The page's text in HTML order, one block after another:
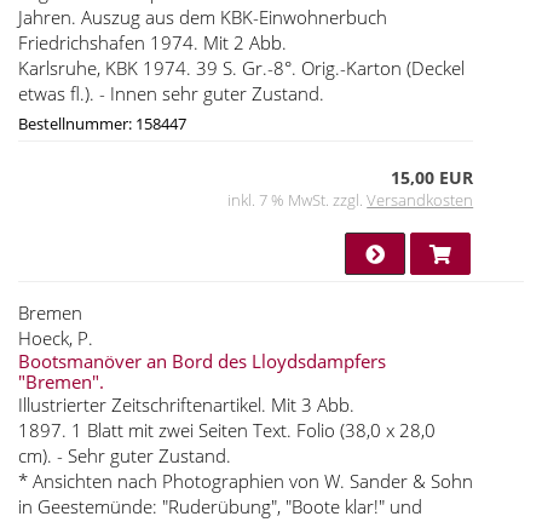
Jahren. Auszug aus dem KBK-Einwohnerbuch
Friedrichshafen 1974. Mit 2 Abb.
Karlsruhe, KBK 1974. 39 S. Gr.-8°. Orig.-Karton (Deckel
etwas fl.). - Innen sehr guter Zustand.
Bestellnummer: 158447
15,00 EUR
inkl. 7 % MwSt. zzgl.Versandkosten
Bremen
Hoeck, P.
Bootsmanöver an Bord des Lloydsdampfers
"Bremen".
Illustrierter Zeitschriftenartikel. Mit 3 Abb.
1897. 1 Blatt mit zwei Seiten Text. Folio (38,0 x 28,0
cm). - Sehr guter Zustand.
* Ansichten nach Photographien von W. Sander & Sohn
in Geestemünde: "Ruderübung", "Boote klar!" und